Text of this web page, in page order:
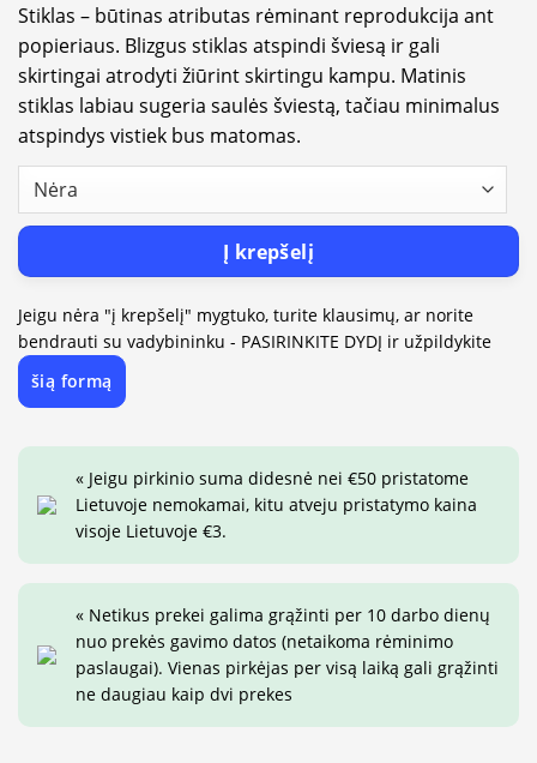
Stiklas – būtinas atributas rėminant reprodukcija ant
popieriaus. Blizgus stiklas atspindi šviesą ir gali
skirtingai atrodyti žiūrint skirtingu kampu. Matinis
stiklas labiau sugeria saulės šviestą, tačiau minimalus
atspindys vistiek bus matomas.
Į krepšelį
Jeigu nėra "į krepšelį" mygtuko, turite klausimų, ar norite
bendrauti su vadybininku - PASIRINKITE DYDĮ ir užpildykite
šią formą
« Jeigu pirkinio suma didesnė nei €50 pristatome
Lietuvoje nemokamai, kitu atveju pristatymo kaina
visoje Lietuvoje €3.
« Netikus prekei galima grąžinti per 10 darbo dienų
nuo prekės gavimo datos (netaikoma rėminimo
paslaugai). Vienas pirkėjas per visą laiką gali grąžinti
ne daugiau kaip dvi prekes